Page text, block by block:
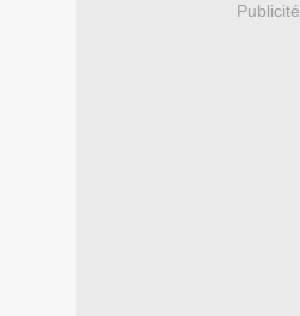
Publicité